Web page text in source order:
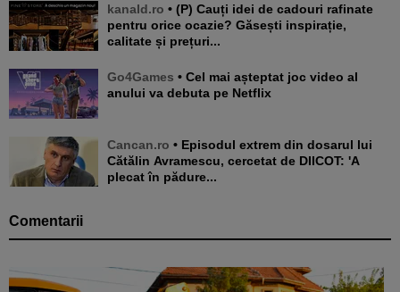
kanald.ro • (P) Cauți idei de cadouri rafinate
pentru orice ocazie? Găsești inspirație,
calitate și prețuri...
Go4Games • Cel mai așteptat joc video al
anului va debuta pe Netflix
Cancan.ro • Episodul extrem din dosarul lui
Cătălin Avramescu, cercetat de DIICOT: 'A
plecat în pădure...
Comentarii